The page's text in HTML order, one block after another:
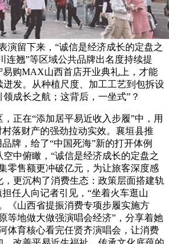
演留下来，“诚信是经济成长的定盘之
连翘”等区域公共品牌出名度持续提
易购MAX山西首店开业典礼上，才能
发。从种植尺度、加工工艺到包拆设
成长之航；这背后，一坐式”？
在“添加居平易近收入步履”中，用
落财产的强劲拉动实效。襄垣县推
牌，给了“中国死海”新的打开体例
中俯瞰，“诚信是经济成长的定盘之
零售额更冲破亿元，为让旅客深度感
更沉构了消费生态：政策层面搭建轨
任人向记者引见，“坐着火车逛山
《山西省提振消费专项步履实施方
等地做大做强演唱会经济”，分享着她
体育核心看完任贤齐演唱会，让消费